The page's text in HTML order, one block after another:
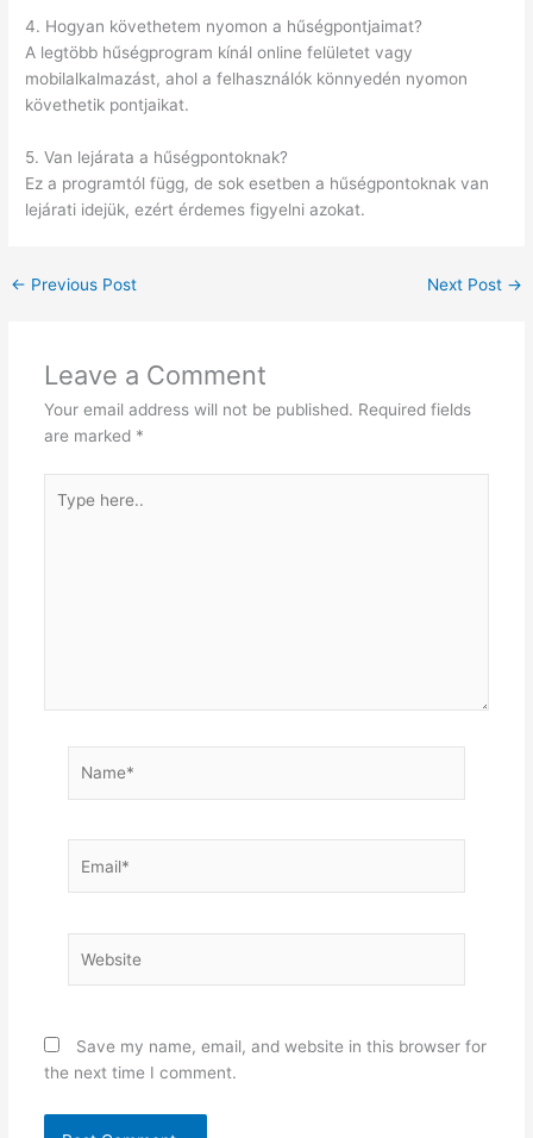
4. Hogyan követhetem nyomon a hűségpontjaimat?
A legtöbb hűségprogram kínál online felületet vagy
mobilalkalmazást, ahol a felhasználók könnyedén nyomon
követhetik pontjaikat.
5. Van lejárata a hűségpontoknak?
Ez a programtól függ, de sok esetben a hűségpontoknak van
lejárati idejük, ezért érdemes figyelni azokat.
← Previous Post Next Post →
Leave a Comment
Your email address will not be published. Required fields
are marked *
here..
Save my name, email, and website in this browser for
the next time I comment.